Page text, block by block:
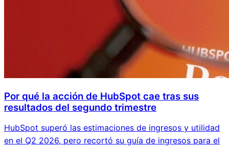
Por qué la acción de HubSpot cae tras sus
resultados del segundo trimestre
HubSpot superó las estimaciones de ingresos y utilidad
en el Q2 2026, pero recortó su guía de ingresos para el